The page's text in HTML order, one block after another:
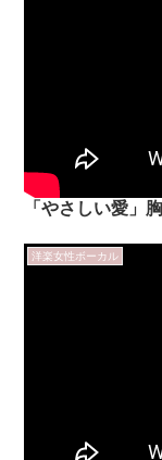
「やさしい愛」
洋楽女性ボーカル